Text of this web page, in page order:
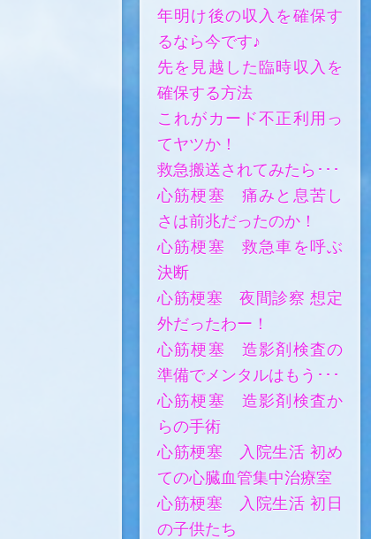
年明け後の収入を確保す
るなら今です♪
先を見越した臨時収入を
確保する方法
これがカード不正利用っ
てヤツか！
救急搬送されてみたら･･･
心筋梗塞 痛みと息苦し
さは前兆だったのか！
心筋梗塞 救急車を呼ぶ
決断
心筋梗塞 夜間診察 想定
外だったわー！
心筋梗塞 造影剤検査の
準備でメンタルはもう･･･
心筋梗塞 造影剤検査か
らの手術
心筋梗塞 入院生活 初め
ての心臓血管集中治療室
心筋梗塞 入院生活 初日
の子供たち